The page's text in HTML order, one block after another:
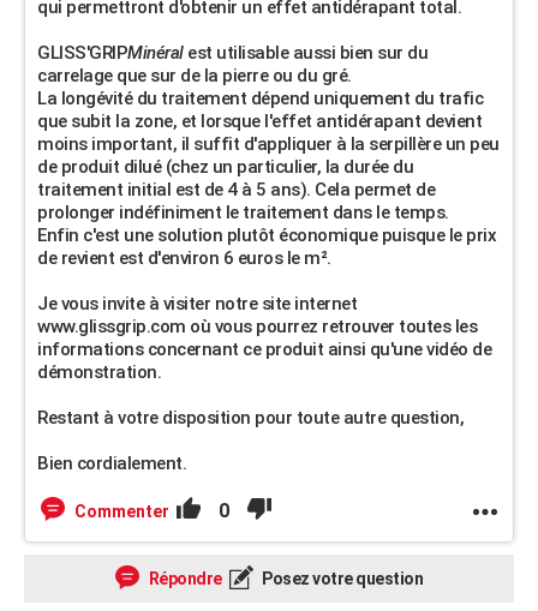
qui permettront d'obtenir un effet antidérapant total.
GLISS'GRIPMinéralest utilisable aussi bien sur du
carrelage que sur de la pierre ou du gré.
La longévité du traitement dépend uniquement du trafic
que subit la zone, et lorsque l'effet antidérapant devient
moins important, il suffit d'appliquer à la serpillère un peu
de produit dilué (chez un particulier, la durée du
traitement initial est de 4 à 5 ans). Cela permet de
prolonger indéfiniment le traitement dans le temps.
Enfin c'est une solution plutôt économique puisque le prix
de revient est d'environ 6 euros le m².
Je vous invite à visiter notre site internet
www.glissgrip.com où vous pourrez retrouver toutes les
informations concernant ce produit ainsi qu'une vidéo de
démonstration.
Restant à votre disposition pour toute autre question,
Bien cordialement.
Commenter 0
Répondre Posez votre question